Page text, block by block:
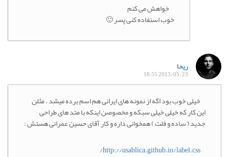
خواهش می کنم
خوب استفاده کنی پسر 🙂
ریحا
2013/05/23 18:55
خیلی خوب بود اگه از نمونه های ایرانی هم اسم برده میشد . مثلن
این کار که خیلی خیلی سبکه و مخصوصن اینکه با متد های طراحی
جدید ( ساده و فلت ) همخوانی داره و کار آقای حسین عمرانی هستش :
http://usablica.github.io/label.css/